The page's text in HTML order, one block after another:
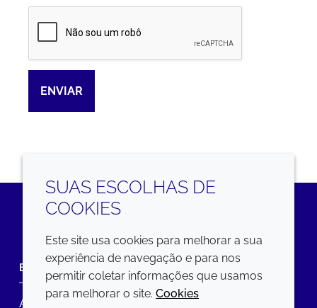
ENVIAR
LinkedIn
EMPRESA
Annual Report
LEGAL
Termos e condições
SUAS ESCOLHAS DE
COOKIES
Este site usa cookies para melhorar a sua
experiência de navegação e para nos
permitir coletar informações que usamos
para melhorar o site. Cookies